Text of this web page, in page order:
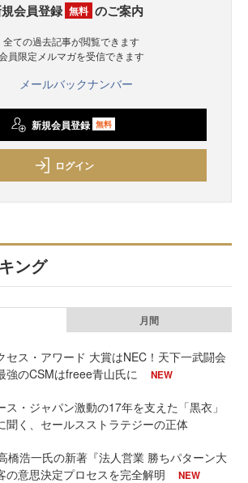
会員登録 無料 のご案内
全ての過去記事が閲覧できます
員限定メルマガを受信できます
メールバックナンバー
新規会員登録 無料
ログイン
ング
月間
セス・アワード 大賞はNEC！天下一武闘会
強のCSMはfreee青山氏に
NEW
ス・ジャパン激動の17年を支えた「黒衣」
聞く、セールスストラテジーの正体
橋浩一氏の新著『法人営業 勝ちパターン大
の意思決定プロセスを完全解明
NEW